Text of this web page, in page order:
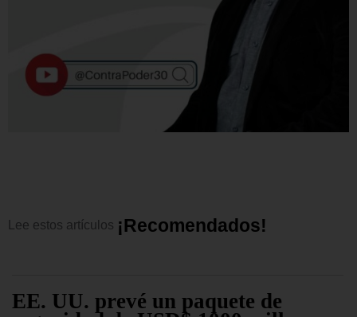
Lee estos artículos ¡Recomendados!
EE. UU. prevé un paquete de